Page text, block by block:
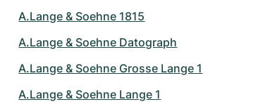
A.Lange & Soehne 1815
A.Lange & Soehne Datograph
A.Lange & Soehne Grosse Lange 1
A.Lange & Soehne Lange 1